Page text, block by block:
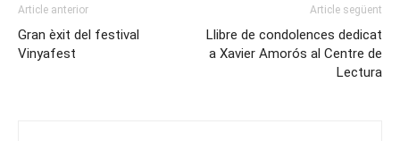
Article anterior
Gran èxit del festival
Vinyafest
Article següent
Llibre de condolences dedicat
a Xavier Amorós al Centre de
Lectura